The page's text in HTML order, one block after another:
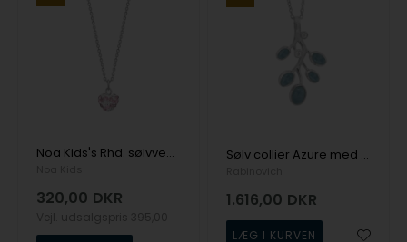
Noa Kids's Rhd. sølvvedhæng hjerte m. rosa mix cz
320,00 DKR
Sølv collier Azure med aquamarin - Rabinovich
1.616,00 DKR